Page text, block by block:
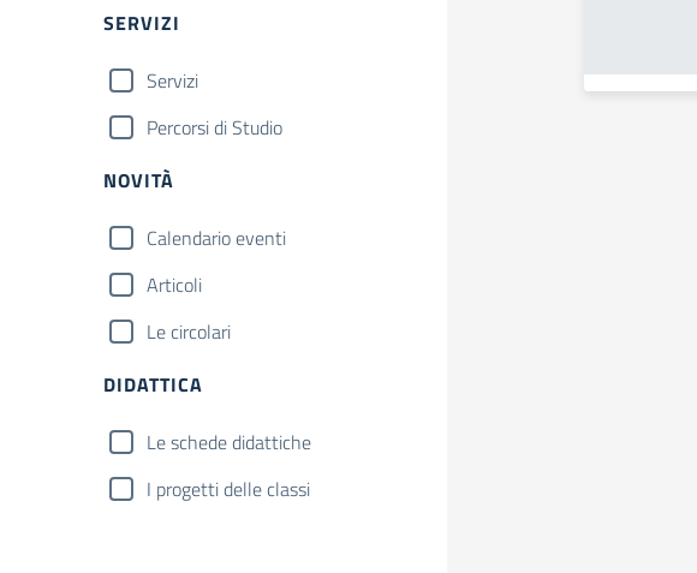
SERVIZI
Servizi
Percorsi di Studio
NOVITÀ
Calendario eventi
Articoli
Le circolari
DIDATTICA
Le schede didattiche
I progetti delle classi